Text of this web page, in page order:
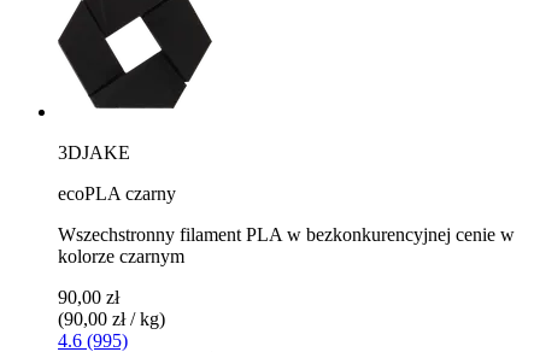
3DJAKE
ecoPLA czarny
Wszechstronny filament PLA w bezkonkurencyjnej cenie w
kolorze czarnym
90,00 zł
(90,00 zł / kg)
4.6 (995)